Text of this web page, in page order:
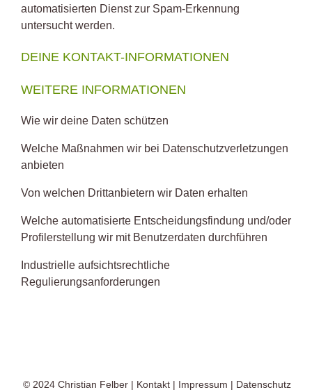
automatisierten Dienst zur Spam-Erkennung
untersucht werden.
DEINE KONTAKT-INFORMATIONEN
WEITERE INFORMATIONEN
Wie wir deine Daten schützen
Welche Maßnahmen wir bei Datenschutzverletzungen
anbieten
Von welchen Drittanbietern wir Daten erhalten
Welche automatisierte Entscheidungsfindung und/oder
Profilerstellung wir mit Benutzerdaten durchführen
Industrielle aufsichtsrechtliche
Regulierungsanforderungen
© 2024 Christian Felber | Kontakt | Impressum | Datenschutz